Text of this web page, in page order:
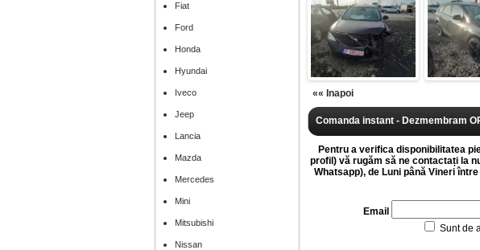
Fiat
Ford
Honda
Hyundai
Iveco
Jeep
Lancia
Mazda
Mercedes
Mini
Mitsubishi
Nissan
«« Inapoi
Comanda instant - Dezmembram
Pentru a verifica disponibilitatea
profil) vă rugăm să ne contactați la
Whatsapp), de Luni până Vineri
Email
Sunt de